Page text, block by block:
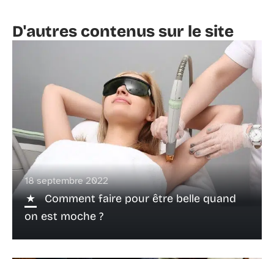
D'autres contenus sur le site
18 septembre 2022
Comment faire pour être belle quand
on est moche ?